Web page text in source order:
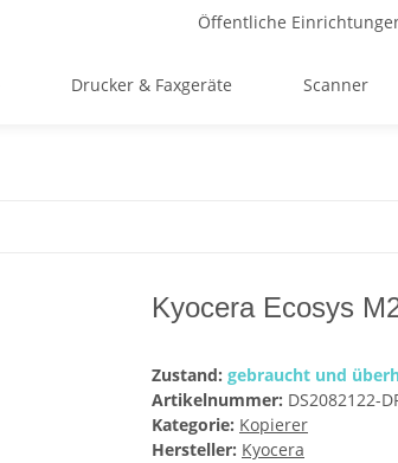
Öffentliche
Drucker & Faxgeräte Scanner
Kyocera Ecosys
Zustand: gebraucht und
Artikelnummer: DS2082122-
Kategorie: Kopierer
Hersteller: Kyocera